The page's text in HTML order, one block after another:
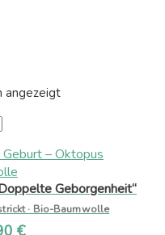
angezeigt
Geborgenheit“
· Bio-Baumwolle
€